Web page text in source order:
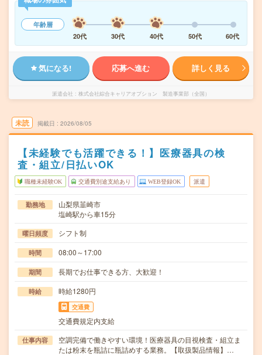
年齢層
20代
30代 40代 50代 60代
気になる! 応募へ進む 詳しく見る
派遣会社 株式会社綜合キャリアオプション 製造事業部（全国）
未読 掲載日 2026/08/05
【未経験でも活躍できる！】医療器具の検
査・組立/日払いOK
職種未経験OK 交通費別途支給あり WEB登録OK 派遣
勤務地
山梨県韮崎市
塩崎駅から車15分
曜日頻度 シフト制
時間 08:00～17:00
期間 長期でお仕事できる方、大歓迎！
時給 時給1280円
交通費
交通費規定内支給
仕事内容
空調完備で働きやすい環境！医療器具の目視検査・組立ま
たは粉末を瓶詰に瓶詰めする業務。【取扱製品情報】…